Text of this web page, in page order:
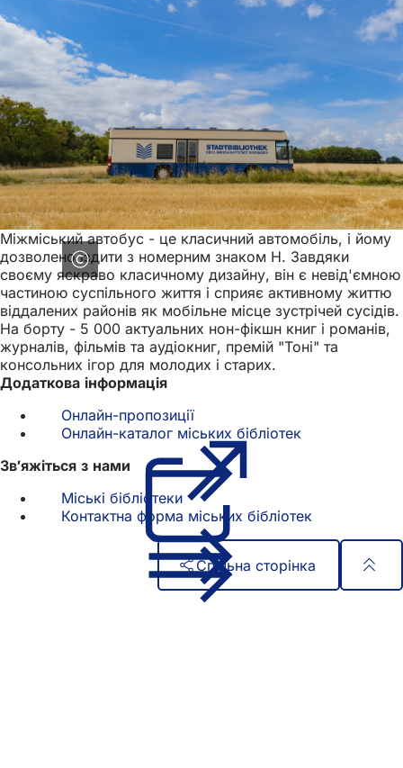
Міжміський автобус - це класичний автомобіль, і йому
дозволено їздити з номерним знаком H. Завдяки
своєму яскраво класичному дизайну, він є невід'ємною
частиною суспільного життя і сприяє активному життю
віддалених районів як мобільне місце зустрічей сусідів.
На борту - 5 000 актуальних нон-фікшн книг і романів,
журналів, фільмів та аудіокниг, премій "Тоні" та
консольних ігор для молодих і старих.
Додаткова інформація
Онлайн-пропозиції
Онлайн-каталог міських бібліотек
Зв'яжіться з нами
Міські бібліотеки
Контактна форма міських бібліотек
Спільна сторінка